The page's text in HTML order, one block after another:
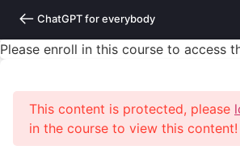
ChatGPT for everybody
Please enroll in this course to access
This content is protected, please
in the course to view this content!